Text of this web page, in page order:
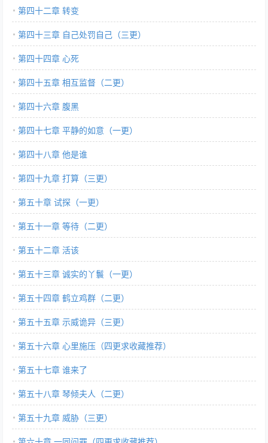
第四十二章 转变
第四十三章 自己处罚自己（三更）
第四十四章 心死
第四十五章 相互监督（二更）
第四十六章 腹黑
第四十七章 平静的如意（一更）
第四十八章 他是谁
第四十九章 打算（三更）
第五十章 试探（一更）
第五十一章 等待（二更）
第五十二章 活该
第五十三章 诚实的丫鬟（一更）
第五十四章 鹤立鸡群（二更）
第五十五章 示威诡异（三更）
第五十六章 心里施压（四更求收藏推荐）
第五十七章 谁来了
第五十八章 琴倾夫人（二更）
第五十九章 威胁（三更）